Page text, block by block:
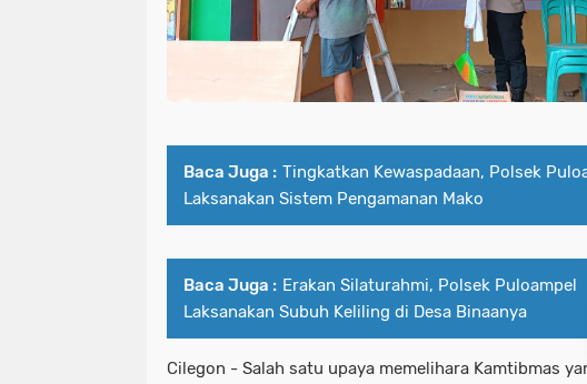
Baca Juga : Tingkatkan Kewaspadaan, Polsek
Laksanakan Sistem Pengamanan Mako
Baca Juga : Erakan Silaturahmi, Polsek Puloampel
Laksanakan Subuh Keliling di Desa Binaanya
Cilegon - Salah satu upaya memelihara Kamtibmas